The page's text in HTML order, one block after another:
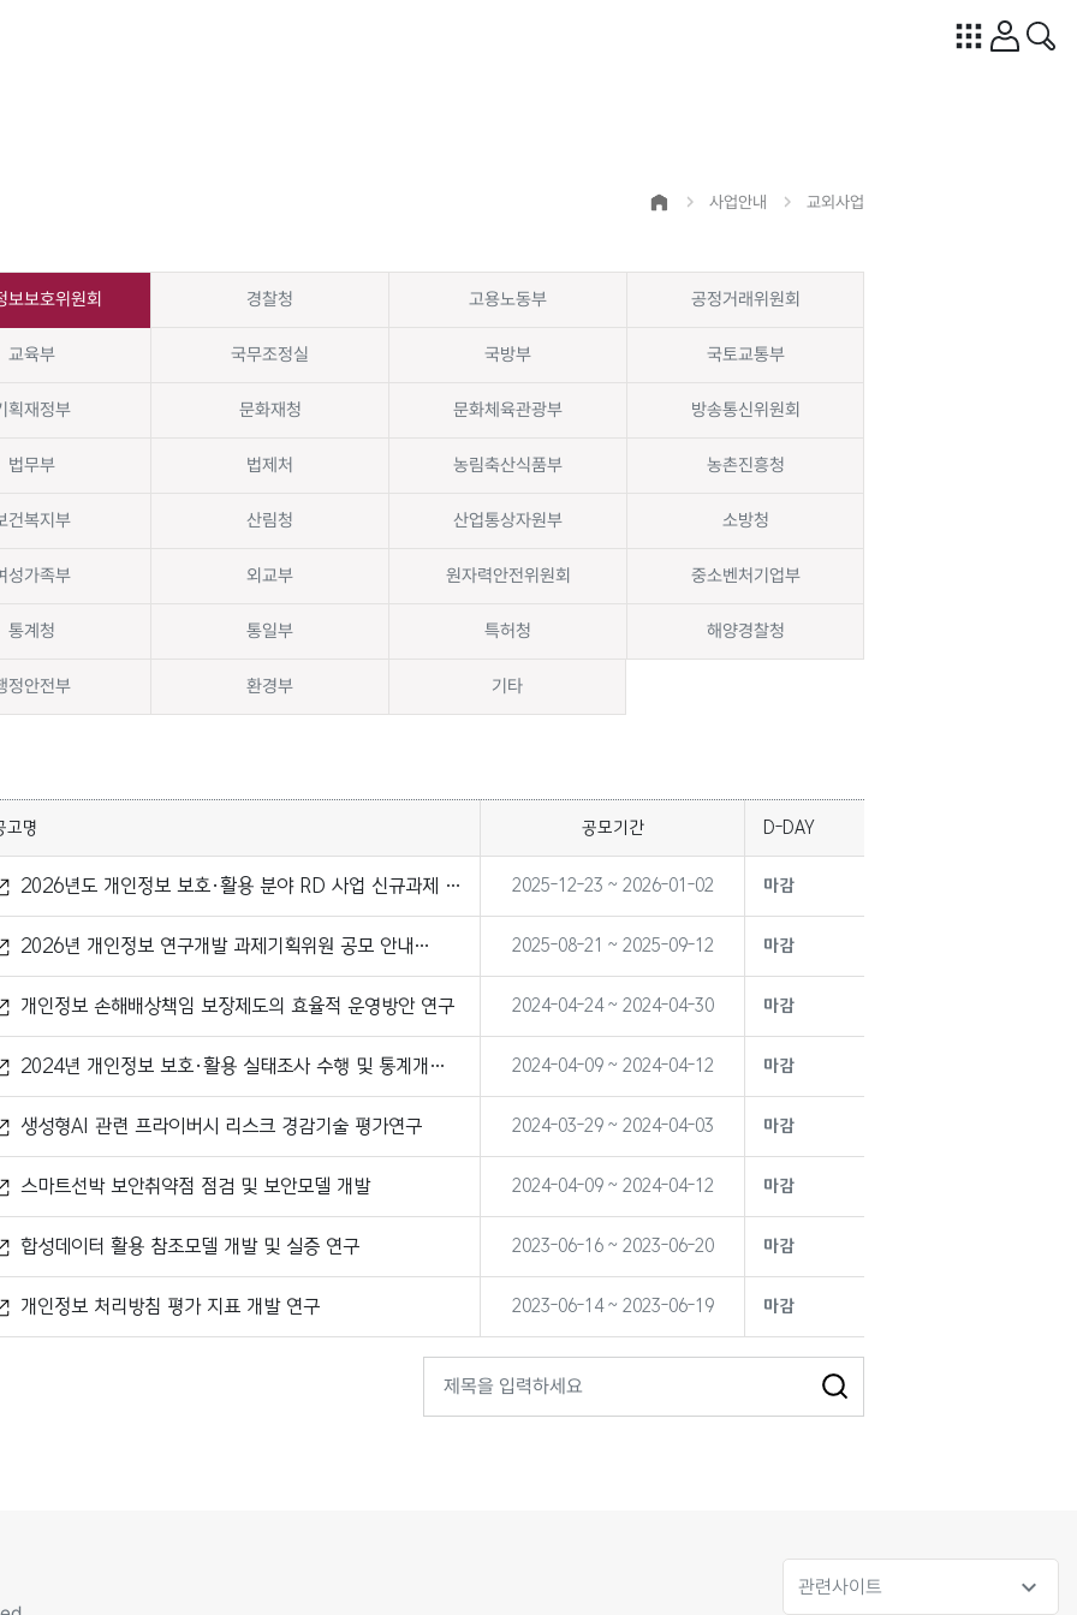
사업안내 교외사업
보보호위원회 경찰청 고용노동부 공정거래위원회
교육부 국무조정실 국방부 국토교통부
획재정부 문화재청 문화체육관광부 방송통신위원회
법무부 법제처 농림축산식품부 농촌진흥청
건복지부 산림청 산업통상자원부 소방청
성가족부 외교부 원자력안전위원회 중소벤처기업부
통계청 통일부 특허청 해양경찰청
정안전부 환경부 기타
고명 공모기간 D-DAY
(안) 예고 및 인터넷 공시
2025-12-23 ~ 2026-01-02 마감
금))
2025-08-21 ~ 2025-09-12 마감
개인정보 손해배상책임 보장제도의 효율적 운영방안 연구 2024-04-24 ~ 2024-04-30 마감
구
2024-04-09 ~ 2024-04-12 마감
생성형AI 관련 프라이버시 리스크 경감기술 평가연구 2024-03-29 ~ 2024-04-03 마감
스마트선박 보안취약점 점검 및 보안모델 개발 2024-04-09 ~ 2024-04-12 마감
합성데이터 활용 참조모델 개발 및 실증 연구 2023-06-16 ~ 2023-06-20 마감
개인정보 처리방침 평가 지표 개발 연구 2023-06-14 ~ 2023-06-19 마감
관련사이트 expand_more